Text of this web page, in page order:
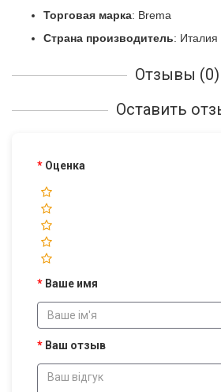
Торговая марка: Brema
Страна производитель: Италия
Отзывы (0)
Оставить
Оценка
Ваше имя
Ваш отзыв